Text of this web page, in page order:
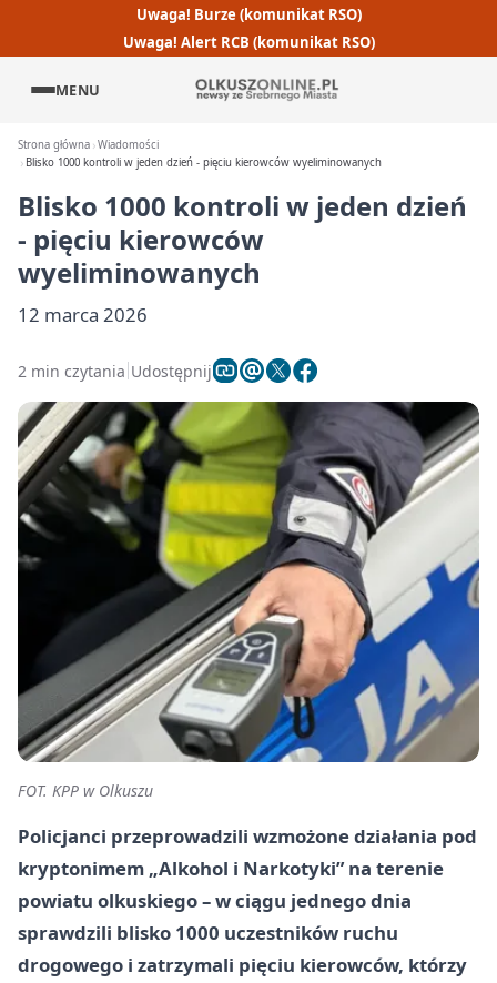
Uwaga! Burze (komunikat RSO)
Uwaga! Alert RCB (komunikat RSO)
MENU
Strona główna Wiadomości
Blisko 1000 kontroli w jeden dzień - pięciu kierowców wyeliminowanych
Blisko 1000 kontroli w jeden dzień
- pięciu kierowców
wyeliminowanych
12 marca 2026
2 min czytania Udostępnij
FOT. KPP w Olkuszu
Policjanci przeprowadzili wzmożone działania pod
kryptonimem „Alkohol i Narkotyki” na terenie
powiatu olkuskiego – w ciągu jednego dnia
sprawdzili blisko 1000 uczestników ruchu
drogowego i zatrzymali pięciu kierowców, którzy